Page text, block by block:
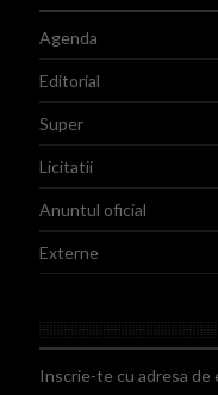
Agenda
Editorial
Super
Licitatii
Anuntul oficial
Externe
Inscrie-te cu adresa de